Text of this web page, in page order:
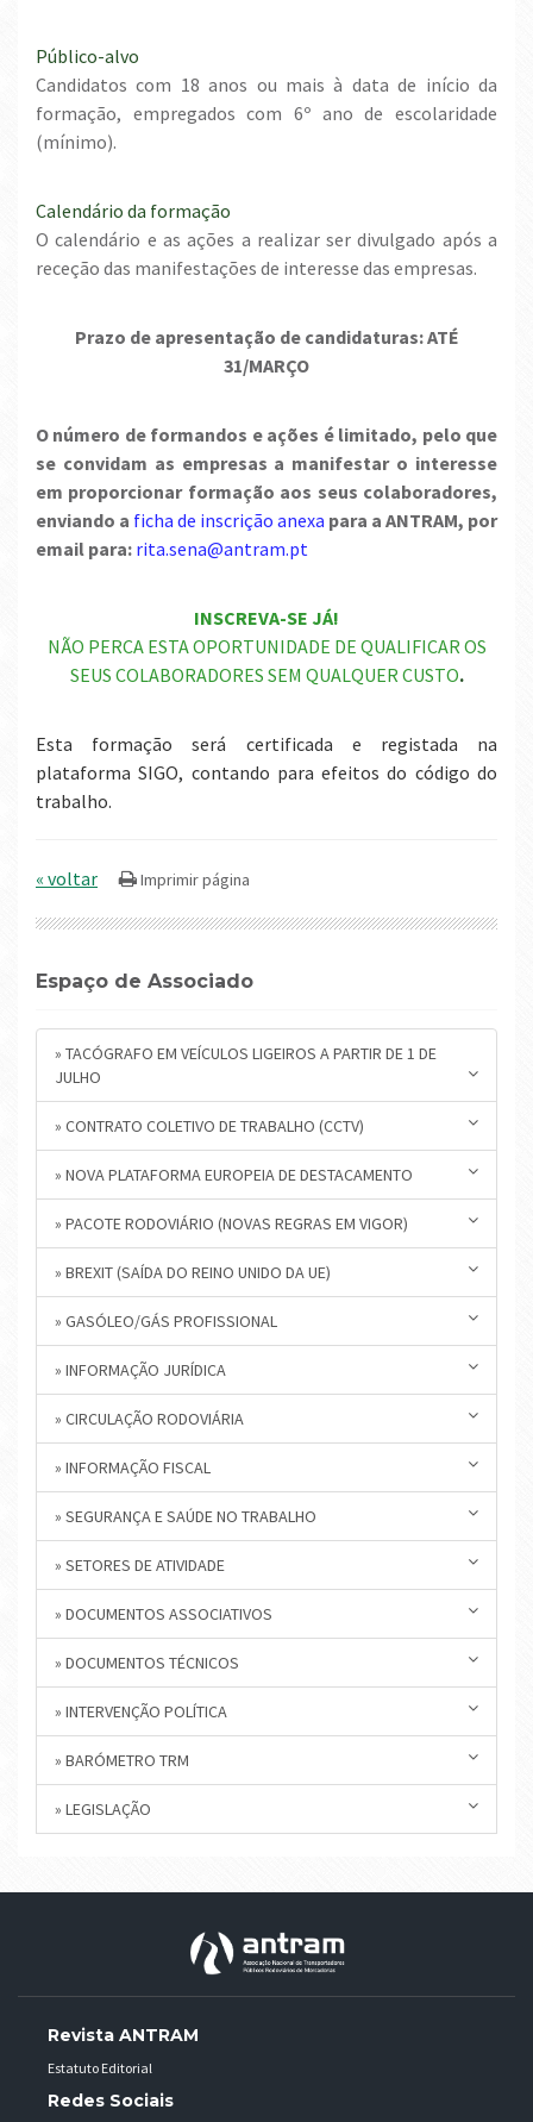
Público-alvo
Candidatos com 18 anos ou mais à data de início da
formação, empregados com 6º ano de escolaridade
(mínimo).
Calendário da formação
O calendário e as ações a realizar ser divulgado após a
receção das manifestações de interesse das empresas.
Prazo de apresentação de candidaturas: ATÉ
31/MARÇO
O número de formandos e ações é limitado, pelo que
se convidam as empresas a manifestar o interesse
em proporcionar formação aos seus colaboradores,
enviando a ficha de inscrição anexa para a ANTRAM, por
email para: rita.sena@antram.pt
INSCREVA-SE JÁ!
NÃO PERCA ESTA OPORTUNIDADE DE QUALIFICAR OS
SEUS COLABORADORES SEM QUALQUER CUSTO.
Esta formação será certificada e registada na
plataforma SIGO, contando para efeitos do código do
trabalho.
« voltar
Espaço de Associado
» TACÓGRAFO EM VEÍCULOS LIGEIROS A PARTIR DE 1 DE
JULHO
» CONTRATO COLETIVO DE TRABALHO (CCTV)
» NOVA PLATAFORMA EUROPEIA DE DESTACAMENTO
» PACOTE RODOVIÁRIO (NOVAS REGRAS EM VIGOR)
» BREXIT (SAÍDA DO REINO UNIDO DA UE)
» GASÓLEO/GÁS PROFISSIONAL
» INFORMAÇÃO JURÍDICA
» CIRCULAÇÃO RODOVIÁRIA
» INFORMAÇÃO FISCAL
» SEGURANÇA E SAÚDE NO TRABALHO
» SETORES DE ATIVIDADE
» DOCUMENTOS ASSOCIATIVOS
» DOCUMENTOS TÉCNICOS
» INTERVENÇÃO POLÍTICA
» BARÓMETRO TRM
» LEGISLAÇÃO
Revista ANTRAM
Estatuto Editorial
Redes Sociais